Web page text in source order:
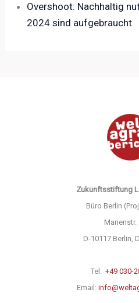
Overshoot: Nachhaltig
2024 sind aufgebraucht
Zukunftsstiftung
Büro Berlin
Marienstr.
D-10117 Berlin,
Tel: +49 030-
Email: